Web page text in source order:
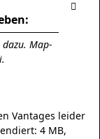
Map-
Vantages leider
4 MB,